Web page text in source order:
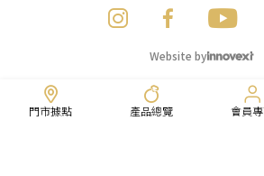
門市據點 產品總覽 會員
Website by